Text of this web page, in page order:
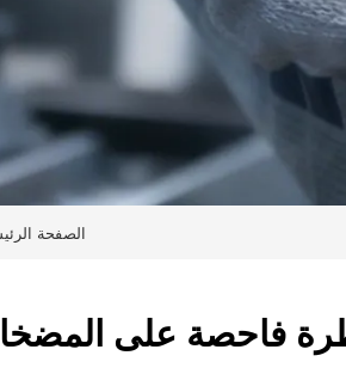
الصفحة
فاحصة على